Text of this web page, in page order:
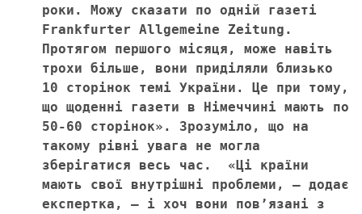
роки. Можу сказати по одній газеті
Frankfurter Allgemeine Zeitung.
Протягом першого місяця, може навіть
трохи більше, вони приділяли близько
10 сторінок темі України. Це при тому,
що щоденні газети в Німеччині мають по
50-60 сторінок». Зрозуміло, що на
такому рівні увага не могла
зберігатися весь час.  «Ці країни
мають свої внутрішні проблеми, – додає
експертка, – і хоч вони пов’язані з